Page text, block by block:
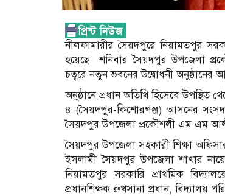
নীলফামারীর সৈয়দপুরে নিয়ামতপুর
হয়েছে। শনিবার সৈয়দপুর উপজেলা
চত্বরে নতুন ভবনের উদ্বোধনী
অনুষ্ঠানে প্রধান অতিথি হিসেবে
৪ (সৈয়দপুর-কিশোরগঞ্জ) আসনের সংসদ
সৈয়দপুর উপজেলা প্রকৌশলী এম এম
সৈয়দপুর উপজেলা সহকারী শিক্ষা
ইসলামী সৈয়দপুর উপজেলা শাখার
নিয়ামতপুর সরকারি প্রাথমিক
প্রধানশিক্ষক রুখসানা প্রধান,